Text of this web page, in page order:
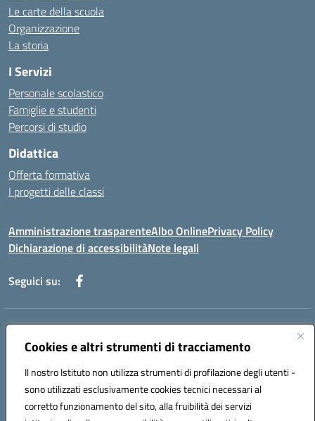
Cookies e altri strumenti di tracciamento
Il nostro Istituto non utilizza strumenti di profilazione degli utenti -
sono utilizzati esclusivamente cookies tecnici necessari al
corretto funzionamento del sito, alla fruibilità dei servizi
Le carte della scuola
Organizzazione
La storia
I Servizi
Personale scolastico
Famiglie e studenti
Percorsi di studio
Didattica
Offerta formativa
I progetti delle classi
Amministrazione trasparenteAlbo OnlinePrivacy Policy
Dichiarazione di accessibilitàNote legali
Seguici su:
Indirizzo:
Centralino:+39 0965 78 12 60 Email:rcic841003@istruzione.it
Codice fiscale: 92034530805
Codice meccanografico:
rcic841003
Codice Indice delle Pubbliche Amministrazioni (IPA): istsc_rcic841003